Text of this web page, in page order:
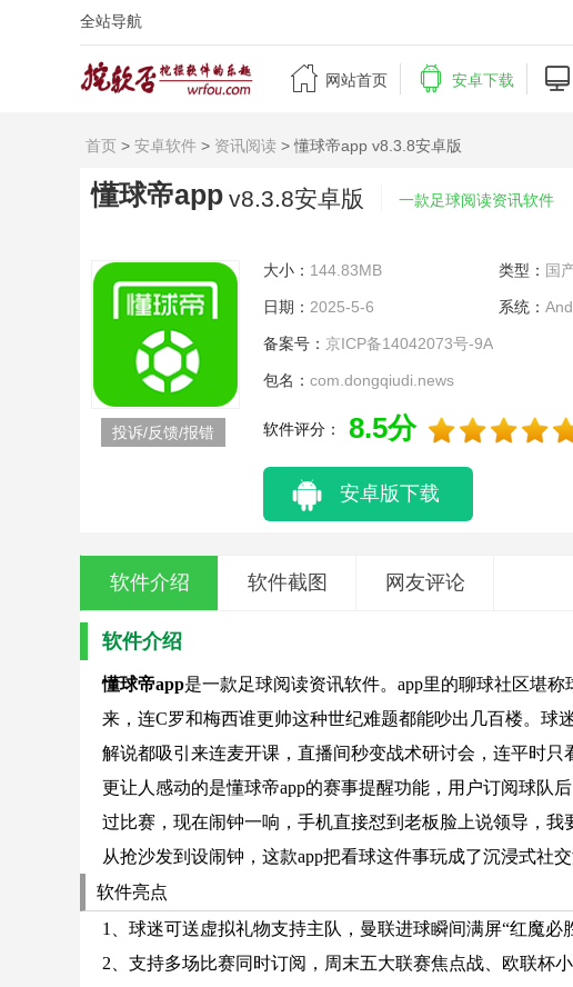
全站导航
 网站首页  安卓下载 
首页 > 安卓软件 > 资讯阅读 > 懂球帝app v8.3.8安卓版
懂球帝app v8.3.8安卓版 一款足球阅读资讯软件
投诉/反馈/报错
大小： 144.83MB 类型： 国
日期： 2025-5-6 系统：
备案号： 京ICP备14042073号-9A
包名： com.dongqiudi.news
软件评分： 8.5分
安卓版下载
软件介绍 软件截图 网友评论
软件介绍
懂球帝app是一款足球阅读资讯软件。app里的聊球社区堪
来，连C罗和梅西谁更帅这种世纪难题都能吵出几百楼。球
解说都吸引来连麦开课，直播间秒变战术研讨会，连平时只
更让人感动的是懂球帝app的赛事提醒功能，用户订阅球队
过比赛，现在闹钟一响，手机直接怼到老板脸上说领导，
从抢沙发到设闹钟，这款app把看球这件事玩成了沉浸式社交
软件亮点
1、球迷可送虚拟礼物支持主队，曼联进球瞬间满屏“红魔必
2、支持多场比赛同时订阅，周末五大联赛焦点战、欧联杯小